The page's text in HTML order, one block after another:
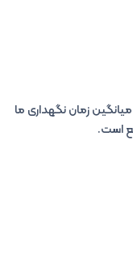
میانگین زمان نگهداری ما
است.